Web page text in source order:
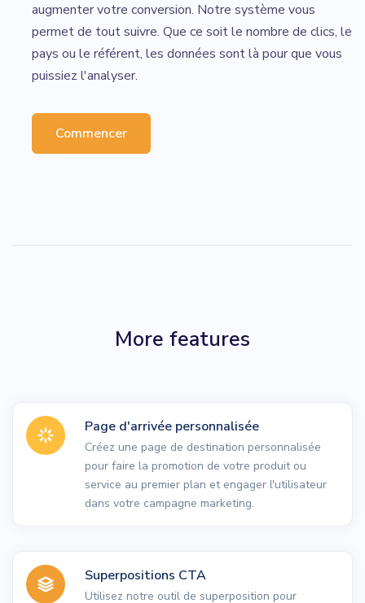
augmenter votre conversion. Notre système vous
permet de tout suivre. Que ce soit le nombre de clics, le
pays ou le référent, les données sont là pour que vous
puissiez l'analyser.
Commencer
More features
Page d'arrivée personnalisée
Créez une page de destination personnalisée
pour faire la promotion de votre produit ou
service au premier plan et engager l'utilisateur
dans votre campagne marketing.
Superpositions CTA
Utilisez notre outil de superposition pour